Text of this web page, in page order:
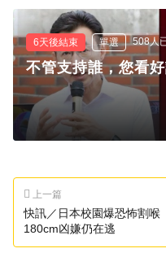
6天後結束 單選 508人
不管支持誰，您看
上一篇
快訊／日本校園爆恐怖割喉
180cm凶嫌仍在逃